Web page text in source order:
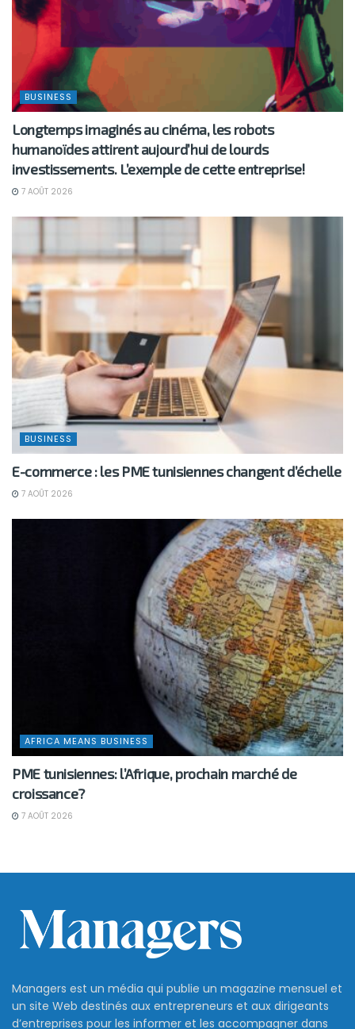
BUSINESS
Longtemps imaginés au cinéma, les robots
humanoïdes attirent aujourd’hui de lourds
investissements. L’exemple de cette entreprise!
7 AOÛT 2026
BUSINESS
E-commerce : les PME tunisiennes changent d’échelle
7 AOÛT 2026
AFRICA MEANS BUSINESS
PME tunisiennes: l’Afrique, prochain marché de
croissance?
7 AOÛT 2026
Managers est un média qui publie un magazine mensuel et
un site Web destinés aux entrepreneurs et aux dirigeants
d’entreprises pour les informer et les accompagner dans